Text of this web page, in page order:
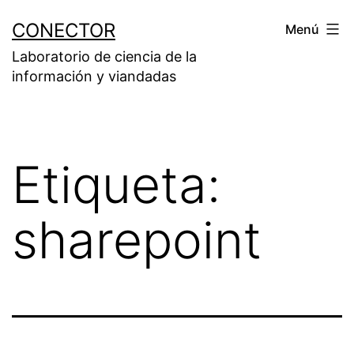
contenido
CONECTOR
Laboratorio de ciencia de la
información y viandadas
Menú
Etiqueta:
sharepoint